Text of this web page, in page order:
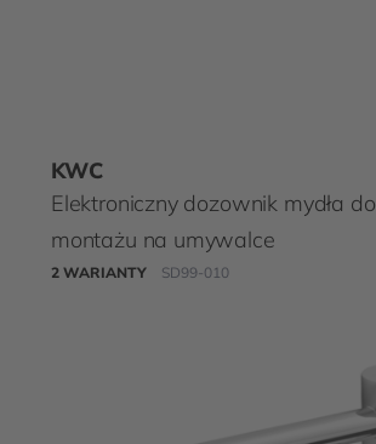
KWC
Elektroniczny dozownik mydła do
montażu na umywalce
2 WARIANTY SD99-010